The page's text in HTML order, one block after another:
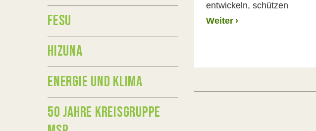
entwickeln, schützen
Weiter ›
FESU
HIZUNA
ENERGIE UND KLIMA
50 JAHRE KREISGRUPPE